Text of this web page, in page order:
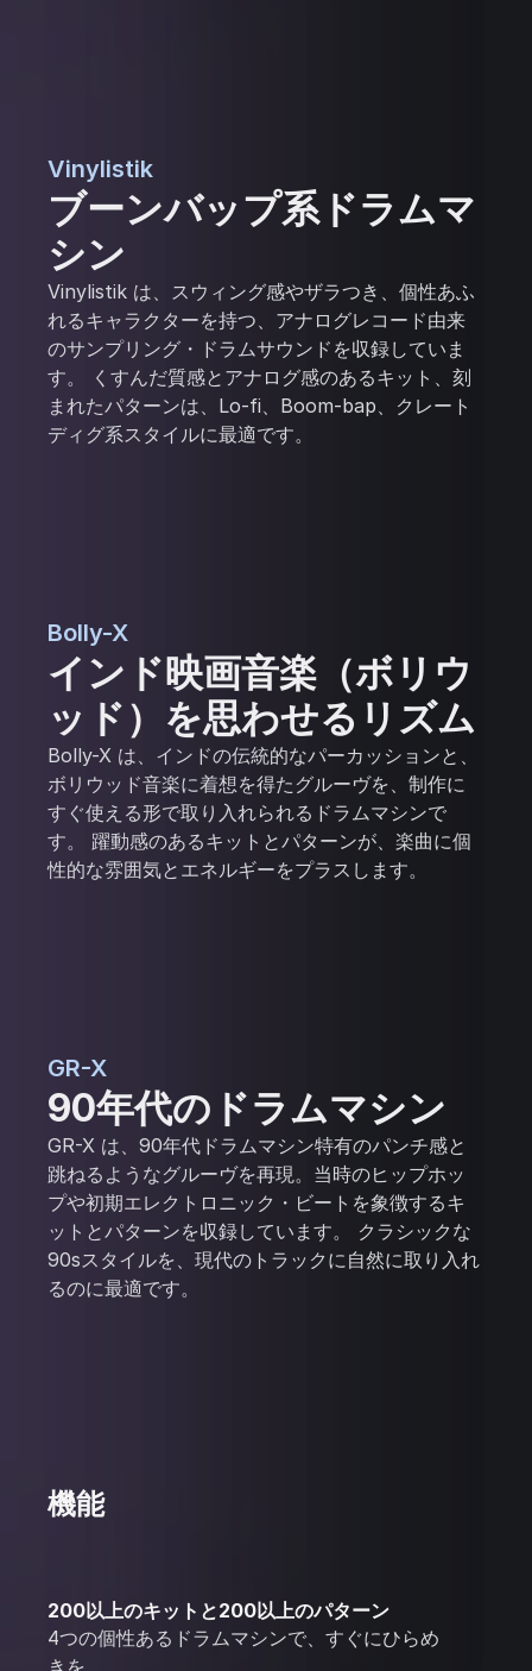
Vinylistik
ブーンバップ系ドラムマ
シン
Vinylistik は、スウィング感やザラつき、個性あふ
れるキャラクターを持つ、アナログレコード由来
のサンプリング・ドラムサウンドを収録していま
す。 くすんだ質感とアナログ感のあるキット、刻
まれたパターンは、Lo-fi、Boom-bap、クレート
ディグ系スタイルに最適です。
Bolly-X
インド映画音楽（ボリウ
ッド）を思わせるリズム
Bolly-X は、インドの伝統的なパーカッションと、
ボリウッド音楽に着想を得たグルーヴを、制作に
すぐ使える形で取り入れられるドラムマシンで
す。 躍動感のあるキットとパターンが、楽曲に個
性的な雰囲気とエネルギーをプラスします。
GR-X
90年代のドラムマシン
GR-X は、90年代ドラムマシン特有のパンチ感と
跳ねるようなグルーヴを再現。当時のヒップホッ
プや初期エレクトロニック・ビートを象徴するキ
ットとパターンを収録しています。 クラシックな
90sスタイルを、現代のトラックに自然に取り入れ
るのに最適です。
機能
200以上のキットと200以上のパターン
4つの個性あるドラムマシンで、すぐにひらめ
きを。